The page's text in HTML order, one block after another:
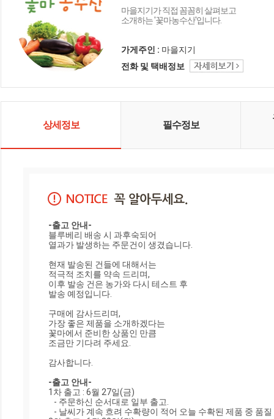
마을지기가 직접 꼼꼼히 살펴보고
소개하는 '꽃마농수산'입니다.
가게주인 : 마을지기
전화 및 택배정보
상세정보 필수정보
-출고 안내-
블루베리 배송 시 과후숙되어
열과가 발생하는 주문건이 생겼습니다.
현재 발송된 건들에 대해서는
적극적 조치를 약속 드리며,
이후 발송 건은 농가와 다시 테스트 후
발송 예정입니다.
구매에 감사드리며,
가장 좋은 제품을 소개하겠다는
꽃마에서 준비한 상품인 만큼
조금만 기다려 주세요.
감사합니다.
-출고 안내-
1차 출고 : 6월 27일(금)